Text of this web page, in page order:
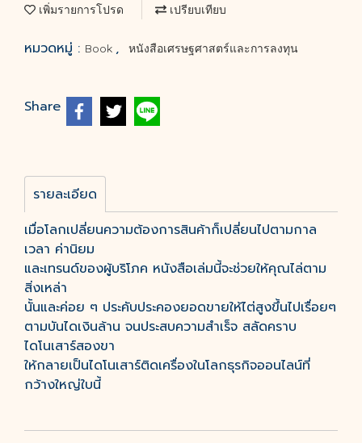
เพิ่มรายการโปรด เปรียบเทียบ
หมวดหมู่ : Book , หนังสือเศรษฐศาสตร์และการลงทุน
Share
รายละเอียด
เมื่อโลกเปลี่ยนความต้องการสินค้าก็เปลี่ยนไปตามกาล
เวลา ค่านิยม
และเทรนด์ของผู้บริโภค หนังสือเล่มนี้จะช่วยให้คุณไล่ตาม
สิ่งเหล่า
นั้นและค่อย ๆ ประคับประคองยอดขายให้ไต่สูงขึ้นไปเรื่อยๆ
ตามบันไดเงินล้าน จนประสบความสำเร็จ สลัดคราบ
ไดโนเสาร์สองขา
ให้กลายเป็นไดโนเสาร์ติดเครื่องในโลกธุรกิจออนไลน์ที่
กว้างใหญ่ใบนี้